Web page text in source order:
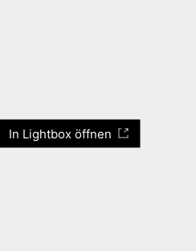
In Lightbox öffnen